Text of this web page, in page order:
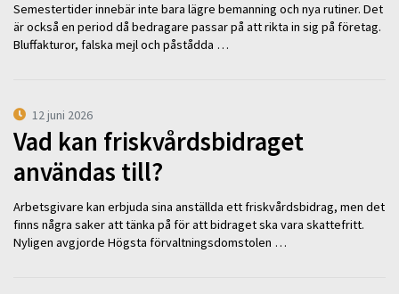
Semestertider innebär inte bara lägre bemanning och nya rutiner. Det
är också en period då bedragare passar på att rikta in sig på företag.
Bluffakturor, falska mejl och påstådda …
12 juni 2026
Vad kan friskvårdsbidraget
användas till?
Arbetsgivare kan erbjuda sina anställda ett friskvårdsbidrag, men det
finns några saker att tänka på för att bidraget ska vara skattefritt.
Nyligen avgjorde Högsta förvaltningsdomstolen …